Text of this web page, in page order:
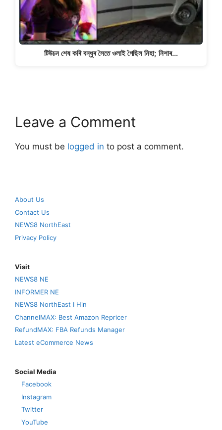
টিউচন শেষ কৰি বন্ধুৰ সৈতে ওলাই গৈছিল নিহা; নিশাৰ…
Leave a Comment
You must be logged in to post a comment.
About Us
Contact Us
NEWS8 NorthEast
Privacy Policy
Visit
NEWS8 NE
INFORMER NE
NEWS8 NorthEast I Hin
ChannelMAX: Best Amazon Repricer
RefundMAX: FBA Refunds Manager
Latest eCommerce News
Social Media
Facebook
Instagram
Twitter
YouTube